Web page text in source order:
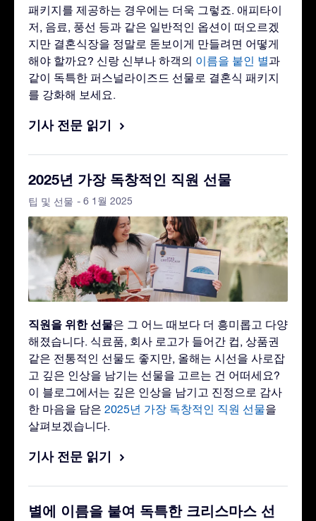
패키지를 제공하는 경우에는 더욱 그렇죠. 애피타이
저, 음료, 풍선 등과 같은 일반적인 옵션이 떠오르겠
지만 결혼식장을 정말로 돋보이게 만들려면 어떻게
해야 할까요? 신랑 신부나 하객의 이름을 붙인 별과
같이 독특한 퍼스널라이즈드 선물로 결혼식 패키지
를 강화해 보세요.
기사 전문 읽기
2025년 가장 독창적인 직원 선물
팁 및 선물 - 6 1월 2025
직원을 위한 선물은 그 어느 때보다 더 흥미롭고 다양
해졌습니다. 식료품, 회사 로고가 들어간 컵, 상품권
같은 전통적인 선물도 좋지만, 올해는 시선을 사로잡
고 깊은 인상을 남기는 선물을 고르는 건 어떠세요?
이 블로그에서는 깊은 인상을 남기고 진정으로 감사
한 마음을 담은 2025년 가장 독창적인 직원 선물을
살펴보겠습니다.
기사 전문 읽기
별에 이름을 붙여 독특한 크리스마스 선